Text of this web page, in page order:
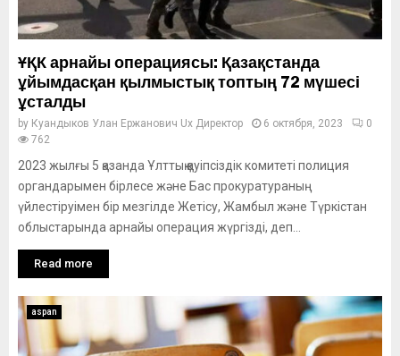
ҰҚК арнайы операциясы: Қазақстанда
ұйымдасқан қылмыстық топтың 72 мүшесі
ұсталды
by Куандыков Улан Ержанович Ux Директор 6 октября, 2023
0
762
2023 жылғы 5 қазанда Ұлттық қауіпсіздік комитеті полиция
органдарымен бірлесе және Бас прокуратураның
үйлестіруімен бір мезгілде Жетісу, Жамбыл және Түркістан
облыстарында арнайы операция жүргізді, деп...
Read more
aspan